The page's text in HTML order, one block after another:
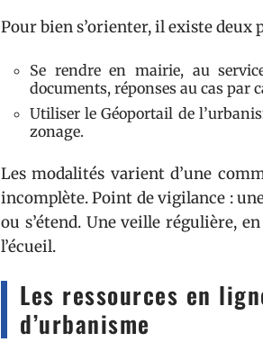
Pour bien s’orienter, il existe deux
Se rendre en mairie, au
documents, réponses au cas par
Utiliser le Géoportail de
zonage.
Les modalités varient d’une
incomplète. Point de vigilance :
ou s’étend. Une veille régulière,
l’écueil.
Les ressources en
d’urbanisme